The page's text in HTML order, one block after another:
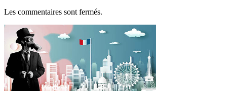
Les commentaires sont fermés.